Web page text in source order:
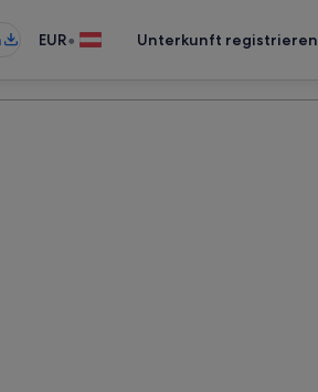
EUR• Unterkunft registrieren